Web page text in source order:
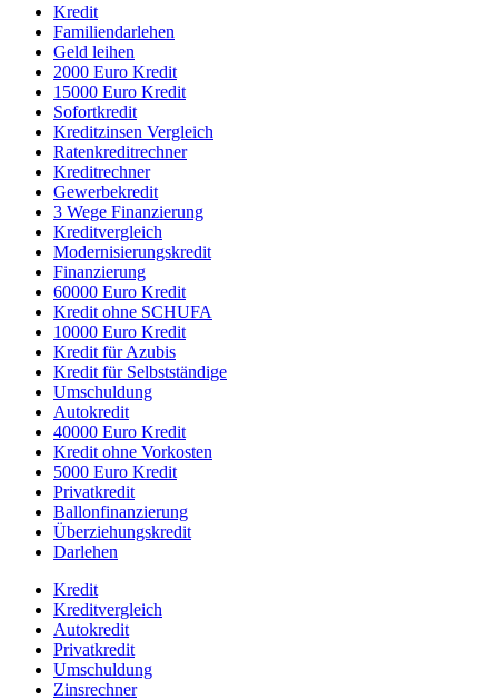
Kredit
Familiendarlehen
Geld leihen
2000 Euro Kredit
15000 Euro Kredit
Sofortkredit
Kreditzinsen Vergleich
Ratenkreditrechner
Kreditrechner
Gewerbekredit
3 Wege Finanzierung
Kreditvergleich
Modernisierungskredit
Finanzierung
60000 Euro Kredit
Kredit ohne SCHUFA
10000 Euro Kredit
Kredit für Azubis
Kredit für Selbstständige
Umschuldung
Autokredit
40000 Euro Kredit
Kredit ohne Vorkosten
5000 Euro Kredit
Privatkredit
Ballonfinanzierung
Überziehungskredit
Darlehen
Kredit
Kreditvergleich
Autokredit
Privatkredit
Umschuldung
Zinsrechner